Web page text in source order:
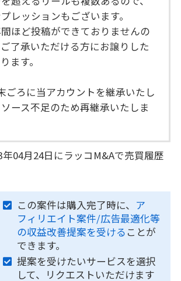
レッションもございます。
ほど投稿ができておりませんの
了承いただける方にお譲りした
ます。
ごろに当アカウントを継承いたし
ース不足のため再継承いたしま
年04月24日にラッコM&Aで売買履歴
この案件は購入完了時に、 ア
フィリエイト案件/広告最適化等
の収益改善提案を受ける ことが
できます。
提案を受けたいサービスを選択
して、リクエストいただけます